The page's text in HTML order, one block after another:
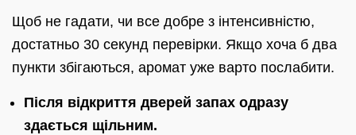
Щоб не гадати, чи все добре з інтенсивністю,
достатньо 30 секунд перевірки. Якщо хоча б два
пункти збігаються, аромат уже варто послабити.
Після відкриття дверей запах одразу
здається щільним.